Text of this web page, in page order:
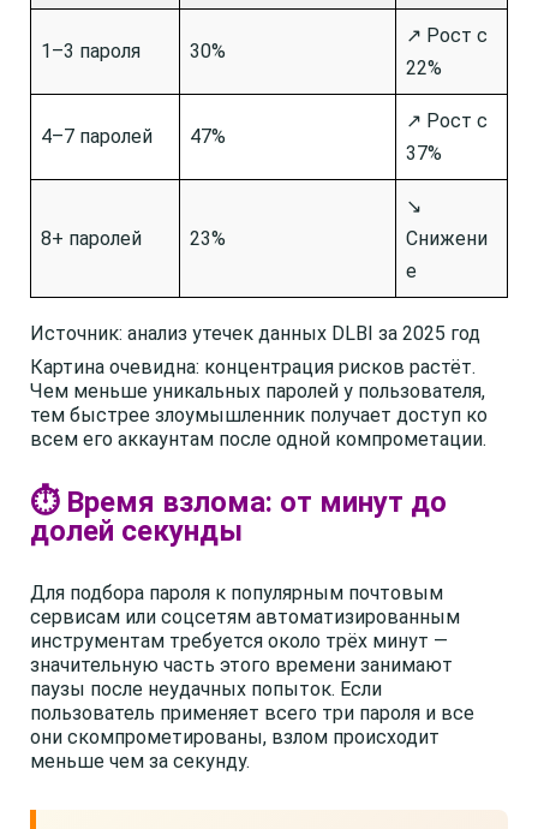
1–3 пароля 30%
↗️ Рост с
22%
4–7 паролей 47%
↗️ Рост с
37%
8+ паролей 23%
↘️
Снижени
е
Источник: анализ утечек данных DLBI за 2025 год
Картина очевидна: концентрация рисков растёт.
Чем меньше уникальных паролей у пользователя,
тем быстрее злоумышленник получает доступ ко
всем его аккаунтам после одной компрометации.
⏱️ Время взлома: от минут до
долей секунды
Для подбора пароля к популярным почтовым
сервисам или соцсетям автоматизированным
инструментам требуется около трёх минут —
значительную часть этого времени занимают
паузы после неудачных попыток. Если
пользователь применяет всего три пароля и все
они скомпрометированы, взлом происходит
меньше чем за секунду.